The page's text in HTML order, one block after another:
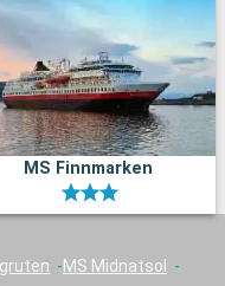
MS Finnmarken
MS Midnatsol